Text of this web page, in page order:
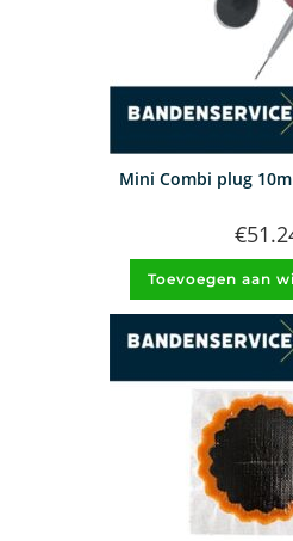
Mini Combi plug
€
Toevoegen aan